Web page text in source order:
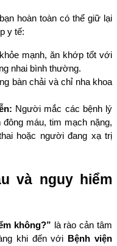
hoàn toàn có thể giữ lại
y tế:
mạnh, ăn khớp tốt với
nhai bình thường.
bàn chải và chỉ nha khoa
Người mắc các bệnh lý
máu, tim mạch nặng,
hoặc người đang xạ trị
và nguy hiểm
không?” là rào cản tâm
khi đến với
Bệnh viện